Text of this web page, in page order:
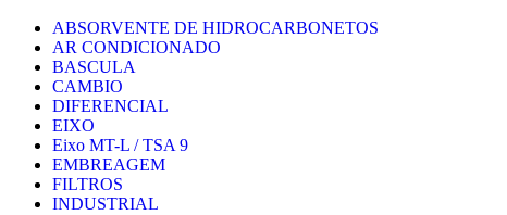
ABSORVENTE DE HIDROCARBONETOS
AR CONDICIONADO
BASCULA
CAMBIO
DIFERENCIAL
EIXO
Eixo MT-L / TSA 9
EMBREAGEM
FILTROS
INDUSTRIAL